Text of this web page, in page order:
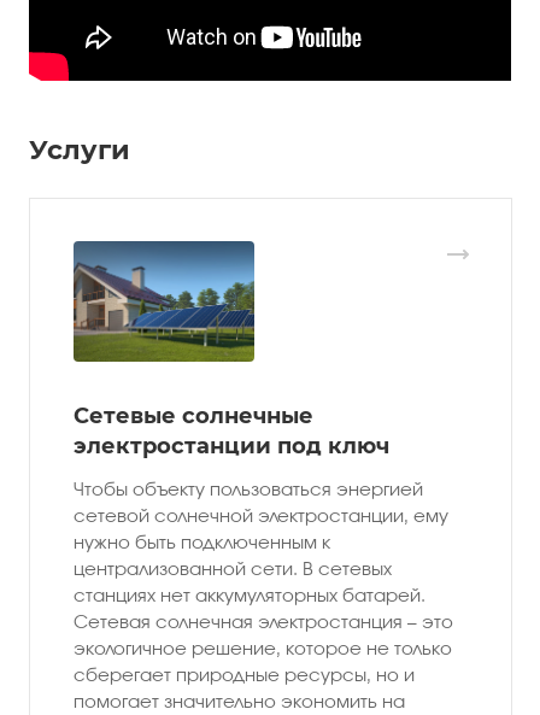
Услуги
Сетевые солнечные
электростанции под ключ
Чтобы объекту пользоваться энергией
сетевой солнечной электростанции, ему
нужно быть подключенным к
централизованной сети. В сетевых
станциях нет аккумуляторных батарей.
Сетевая солнечная электростанция – это
экологичное решение, которое не только
сберегает природные ресурсы, но и
помогает значительно экономить на